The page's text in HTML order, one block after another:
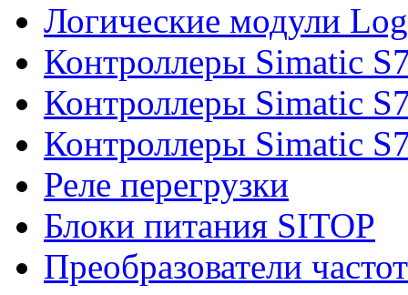
Логические модули
Контроллеры Simatic
Контроллеры Simatic
Контроллеры Simatic
Реле перегрузки
Блоки питания SITOP
Преобразователи